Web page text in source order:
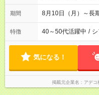
期間 8月10日（月）～長
特徴 40～50代活躍中 /
気になる！
掲載元企業名 アデ